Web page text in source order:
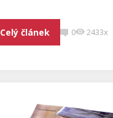
Celý článek 0 2433x